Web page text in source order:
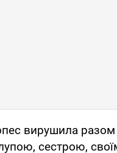
вирушила разом
сестрою,